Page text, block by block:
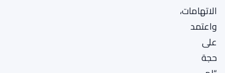
الاتهامات،
واعتمد
على
حجة